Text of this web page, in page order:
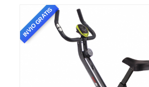
INVIO GRATIS